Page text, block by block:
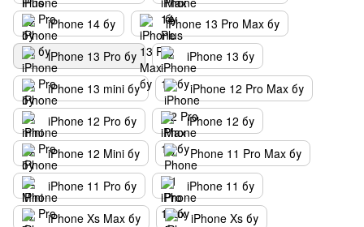
iPhone 14 бу
iPhone 13 Pro Max бу
iPhone 13 Pro бу
iPhone 13 бу
iPhone 13 mini бу
iPhone 12 Pro Max бу
iPhone 12 Pro бу
iPhone 12 бу
iPhone 12 Mini бу
Phone 11 Pro Max бу
iPhone 11 Pro бу
iPhone 11 бу
iPhone Xs Max бу
iPhone Xs бу